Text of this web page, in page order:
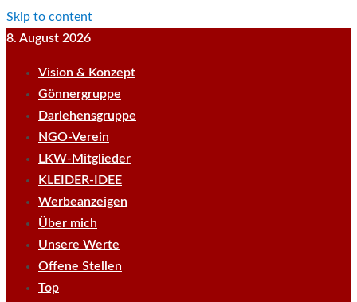
Skip to content
8. August 2026
Vision & Konzept
Gönnergruppe
Darlehensgruppe
NGO-Verein
LKW-Mitglieder
KLEIDER-IDEE
Werbeanzeigen
Über mich
Unsere Werte
Offene Stellen
Top